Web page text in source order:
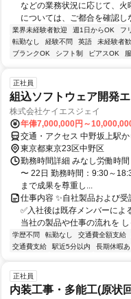
などの業務状況に応じて、火
については、ご都合を確認
業界未経験者歓迎 週1日からOK フ
転勤なし
経験不問 英語 未経験者
ブランクOK
シフト制 ピアスOK
正社員
組込ソフトウェア開発
株式会社ケイエスジェイ
年俸7,000,000円～
交通・アクセス 中野坂上駅
東京都東京23区中野区
勤務時間詳細 みなし労働時
〜 22日 勤務時間：9:30～
まで成果を尊重し...
仕事内容 ✨自社製品および
✅入社後は既存メンバーによ
当社の製品や仕事の流れを
学歴不問 転勤なし 交通費全額支給
交通費支給
駅近5分以内 長期休暇あ
正社員
内装工事・多能工(原状